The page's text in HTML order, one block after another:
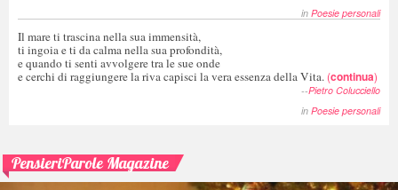
in Poesie personali
Il mare ti trascina nella sua immensità,
ti ingoia e ti da calma nella sua profondità,
e quando ti senti avvolgere tra le sue onde
e cerchi di raggiungere la riva capisci la vera essenza della Vita. (continua)
--Pietro Colucciello
in Poesie personali
PensieriParole Magazine